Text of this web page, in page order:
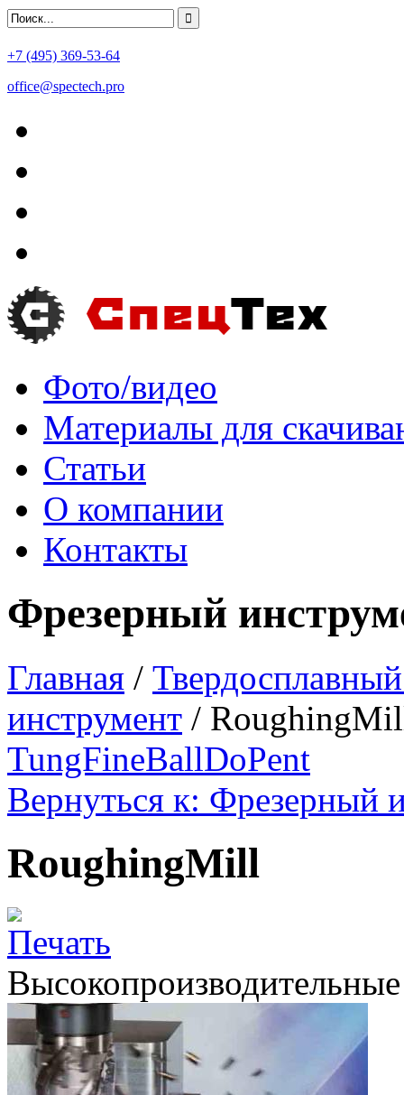
+7 (495) 369-53-64
office@spectech.pro
Фото/видео
Материалы для
Статьи
О компании
Контакты
Фрезерный
Главная /
инструмент /
TungFineBallDoPent
Вернуться к: Фрезерный
RoughingMill